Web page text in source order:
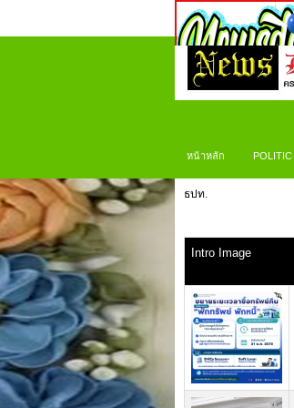
หน้าหลัก POLITIC
ธปท.
Intro Image